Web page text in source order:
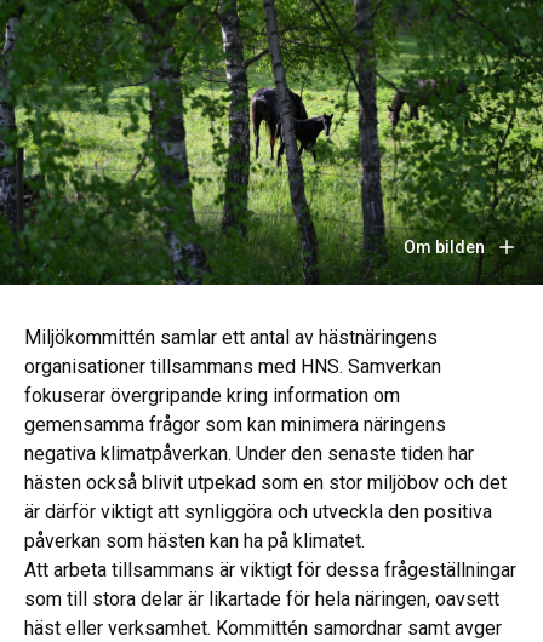
Om bilden
Miljökommittén samlar ett antal av hästnäringens
organisationer tillsammans med HNS. Samverkan
fokuserar övergripande kring information om
gemensamma frågor som kan minimera näringens
negativa klimatpåverkan. Under den senaste tiden har
hästen också blivit utpekad som en stor miljöbov och det
är därför viktigt att synliggöra och utveckla den positiva
påverkan som hästen kan ha på klimatet.
Att arbeta tillsammans är viktigt för dessa frågeställningar
som till stora delar är likartade för hela näringen, oavsett
häst eller verksamhet. Kommittén samordnar samt avger